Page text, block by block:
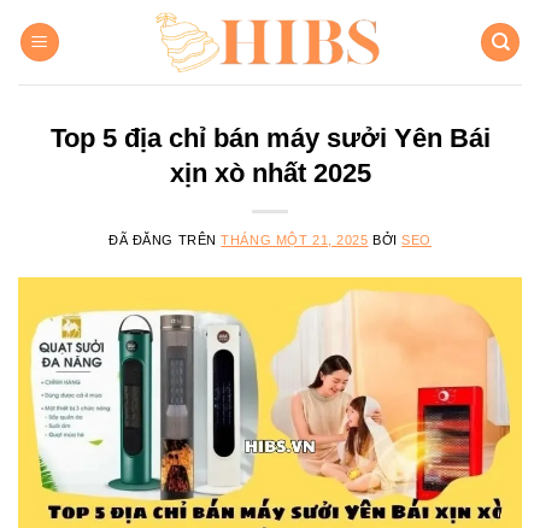
đến
Top 5 địa chỉ bán máy sưởi Yên Bái
xịn xò nhất 2025
ĐÃ ĐĂNG TRÊNTHÁNG MỘT 21, 2025 BỞISEO